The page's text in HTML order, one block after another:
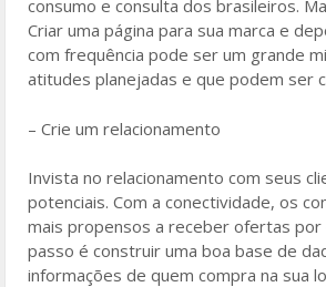
consumo e consulta dos brasileiros.
Criar uma página para sua marca e
com frequência pode ser um grande
atitudes planejadas e que podem ser
– Crie um relacionamento
Invista no relacionamento com seus
potenciais. Com a conectividade, os
mais propensos a receber ofertas por
passo é construir uma boa base de
informações de quem compra na sua